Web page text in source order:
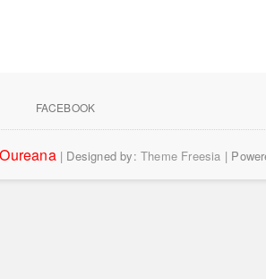
FACEBOOK
| Designed by:Theme Freesia |